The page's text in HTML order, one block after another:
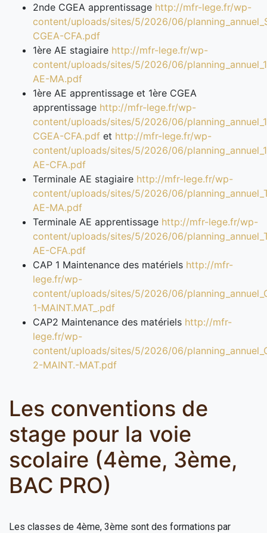
2nde CGEA apprentissage http://mfr-lege.fr/wp-
content/uploads/sites/5/2026/06/
CGEA-CFA.pdf
1ère AE stagiaire http://mfr-lege.fr/wp-
content/uploads/sites/5/2026/06/
AE-MA.pdf
1ère AE apprentissage et 1ère CGEA
apprentissage http://mfr-lege.fr/wp-
content/uploads/sites/5/2026/06/
CGEA-CFA.pdf et http://mfr-lege.fr/wp-
content/uploads/sites/5/2026/06/
AE-CFA.pdf
Terminale AE stagiaire http://mfr-lege.fr/wp-
content/uploads/sites/5/2026/06/
AE-MA.pdf
Terminale AE apprentissage http://mfr-lege.fr/wp-
content/uploads/sites/5/2026/06/
AE-CFA.pdf
CAP 1 Maintenance des matériels http://mfr-
lege.fr/wp-
content/uploads/sites/5/2026/06/
1-MAINT.MAT_.pdf
CAP2 Maintenance des matériels http://mfr-
lege.fr/wp-
content/uploads/sites/5/2026/06/
2-MAINT.-MAT.pdf
Les conventions de
stage pour la voie
scolaire (4ème, 3ème,
BAC PRO)
Les classes de 4ème, 3ème sont des formations par